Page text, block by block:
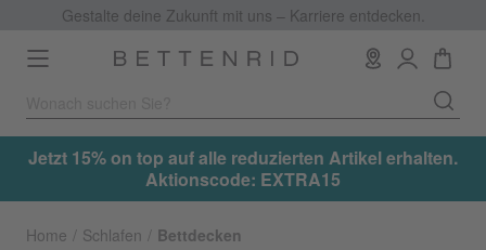
Gestalte deine Zukunft mit uns – Karriere entdecken.
Toggle
navigation
Jetzt 15% on top auf alle reduzierten Artikel erhalten.
Aktionscode: EXTRA15
Home Schlafen Bettdecken